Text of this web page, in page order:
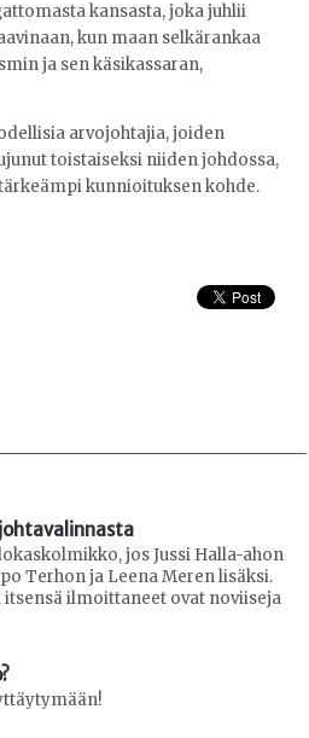
kansasta, joka juhlii
kun maan selkärankaa
ja sen käsikassaran,
arvojohtajia, joiden
toistaiseksi niiden johdossa,
kunnioituksen kohde.
jos Jussi Halla-ahon
Terhon ja Leena Meren lisäksi.
ilmoittaneet ovat noviiseja